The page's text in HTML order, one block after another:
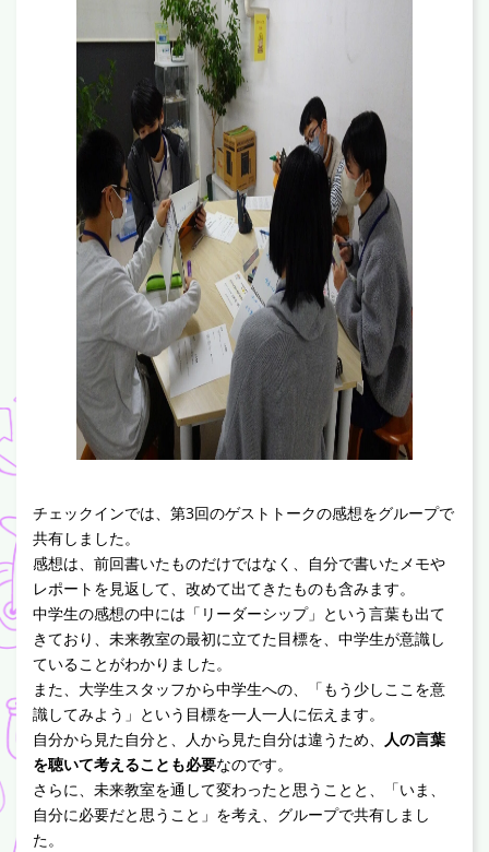
チェックインでは、第3回のゲストトークの感想をグループで
共有しました。
感想は、前回書いたものだけではなく、自分で書いたメモや
レポートを見返して、改めて出てきたものも含みます。
中学生の感想の中には「リーダーシップ」という言葉も出て
きており、未来教室の最初に立てた目標を、中学生が意識し
ていることがわかりました。
また、大学生スタッフから中学生への、「もう少しここを意
識してみよう」という目標を一人一人に伝えます。
自分から見た自分と、人から見た自分は違うため、
人の言葉
を聴いて考えることも必要なのです。
さらに、未来教室を通して変わったと思うことと、「いま、
自分に必要だと思うこと」を考え、グループで共有しまし
た。